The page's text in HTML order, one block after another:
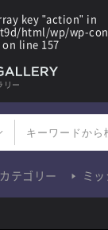
key "action" in
html/wp/wp-
on line 157
リー
カテゴリー ミ